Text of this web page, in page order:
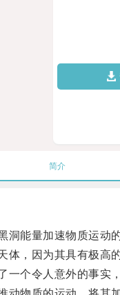
简介
能量加速物质运动的
，因为其具有极高的
个令人意外的事实，